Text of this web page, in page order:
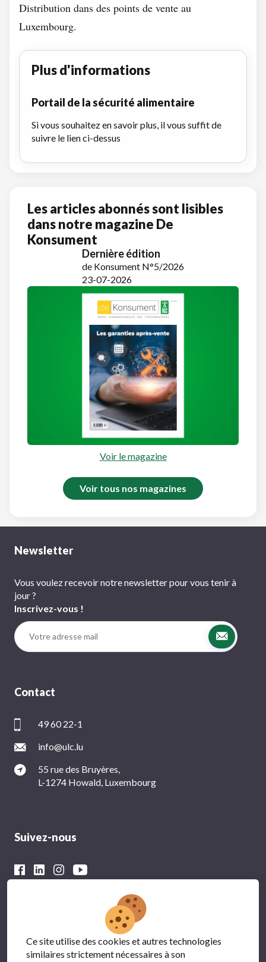
Distribution dans des points de vente au
Luxembourg.
Plus d'informations
Portail de la sécurité alimentaire
Si vous souhaitez en savoir plus, il vous suffit de
suivre le lien ci-dessus
Les articles abonnés sont lisibles
dans notre magazine De
Konsument
Dernière édition
de Konsument N°5/2026
23-07-2026
Voir le magazine
Voir tous nos magazines
Newsletter
Vous voulez recevoir notre newsletter pour vous tenir à
jour ?
Inscrivez-vous !
Contact
49 60 22-1
info@ulc.lu
55 rue des Bruyères,
L-1274 Howald, Luxembourg
Suivez-nous
Avec le soutien financier du
Ce site utilise des cookies et autres technologies
similaires strictement nécessaires à son